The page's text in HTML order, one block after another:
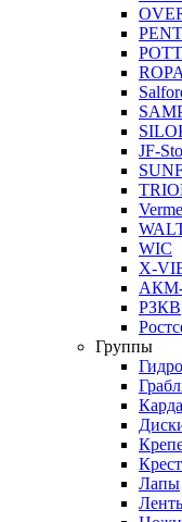
ROPA
JF-
WIC
X-
РЗКВ
Группы
Лапы